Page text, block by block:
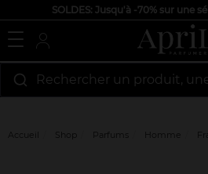
SOLDES: Jusqu'à -70% sur une
Rechercher un produit,
Accueil Shop Parfums Homme